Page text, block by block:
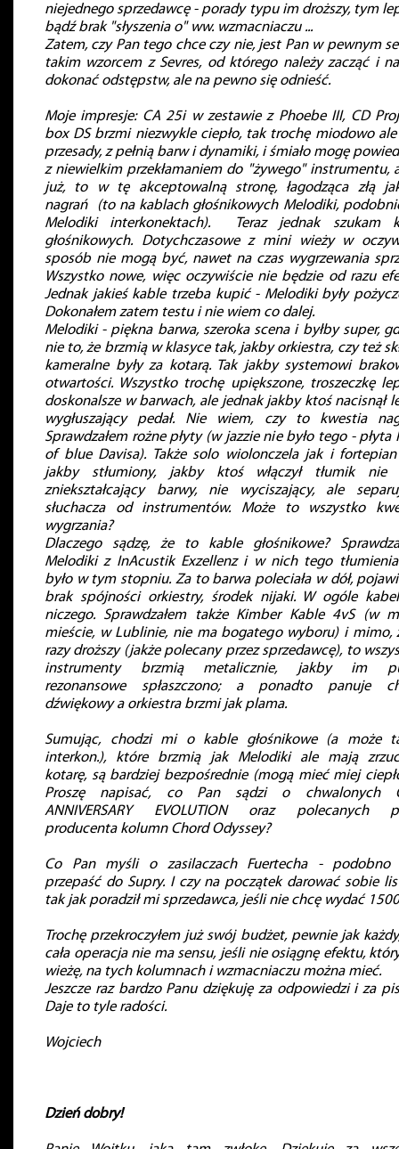
niejednego sprzedawcę - porady typu im droższy, tym
bądź brak "słyszenia o" ww. wzmacniaczu ...
Zatem, czy Pan tego chce czy nie, jest Pan w pewnym
takim wzorcem z Sevres, od którego należy zacząć i
dokonać odstępstw, ale na pewno się odnieść.
Moje impresje: CA 25i w zestawie z Phoebe III, CD
box DS brzmi niezwykle ciepło, tak trochę miodowo ale
przesady, z pełnią barw i dynamiki, i śmiało mogę
z niewielkim przekłamaniem do "żywego" instrumentu,
już, to w tę akceptowalną stronę, łagodząca złą
nagrań (to na kablach głośnikowych Melodiki,
Melodiki interkonektach). Teraz jednak szukam
głośnikowych. Dotychczasowe z mini wieży w
sposób nie mogą być, nawet na czas wygrzewania
Wszystko nowe, więc oczywiście nie będzie od razu
Jednak jakieś kable trzeba kupić - Melodiki były
Dokonałem zatem testu i nie wiem co dalej.
Melodiki - piękna barwa, szeroka scena i byłby super,
nie to, że brzmią w klasyce tak, jakby orkiestra, czy też
kameralne były za kotarą. Tak jakby systemowi
otwartości. Wszystko trochę upiększone, troszeczkę
doskonalsze w barwach, ale jednak jakby ktoś nacisnął
wygłuszający pedał. Nie wiem, czy to kwestia
Sprawdzałem rożne płyty (w jazzie nie było tego - płyta
of blue Davisa). Także solo wiolonczela jak i fortepian
jakby stłumiony, jakby ktoś włączył tłumik nie
zniekształcający barwy, nie wyciszający, ale
słuchacza od instrumentów. Może to wszystko
wygrzania?
Dlaczego sądzę, że to kable głośnikowe?
Melodiki z InAcustik Exzellenz i w nich tego
było w tym stopniu. Za to barwa poleciała w dół,
brak spójności orkiestry, środek nijaki. W ogóle
niczego. Sprawdzałem także Kimber Kable 4vS (w
mieście, w Lublinie, nie ma bogatego wyboru) i mimo,
razy droższy (jakże polecany przez sprzedawcę), to
instrumenty brzmią metalicznie, jakby im
rezonansowe spłaszczono; a ponadto panuje
dźwiękowy a orkiestra brzmi jak plama.
Sumując, chodzi mi o kable głośnikowe (a może
interkon.), które brzmią jak Melodiki ale mają
kotarę, są bardziej bezpośrednie (mogą mieć miej
Proszę napisać, co Pan sądzi o chwalonych
ANNIVERSARY EVOLUTION oraz polecanych
producenta kolumn Chord Odyssey?
Co Pan myśli o zasilaczach Fuertecha - podobno
przepaść do Supry. I czy na początek darować sobie
tak jak poradził mi sprzedawca, jeśli nie chcę wydać 1500
Trochę przekroczyłem już swój budżet, pewnie jak
cała operacja nie ma sensu, jeśli nie osiągnę efektu,
wieżę, na tych kolumnach i wzmacniaczu można mieć.
Jeszcze raz bardzo Panu dziękuję za odpowiedzi i za
Daje to tyle radości.
Wojciech
Dzień dobry!